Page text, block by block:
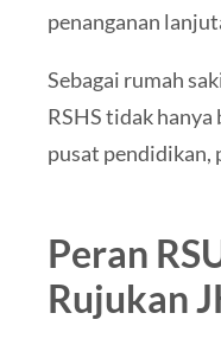
penanganan
Sebagai rumah
RSHS tidak
pusat pendidikan,
Peran
Rujukan